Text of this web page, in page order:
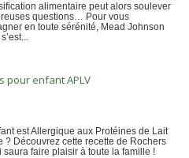
alimentaire peut alors soulever
questions… Pour vous
en toute sérénité, Mead Johnson
pour enfant APLV
est Allergique aux Protéines de Lait
? Découvrez cette recette de Rochers
saura faire plaisir à toute la famille !